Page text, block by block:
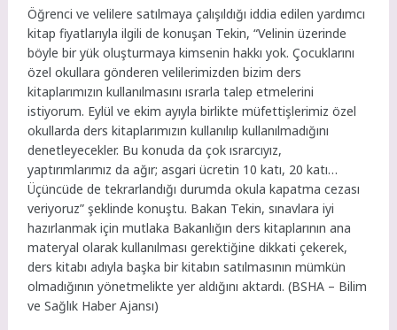
Öğrenci ve velilere satılmaya çalışıldığı iddia edilen yardımcı
kitap fiyatlarıyla ilgili de konuşan Tekin, “Velinin üzerinde
böyle bir yük oluşturmaya kimsenin hakkı yok. Çocuklarını
özel okullara gönderen velilerimizden bizim ders
kitaplarımızın kullanılmasını ısrarla talep etmelerini
istiyorum. Eylül ve ekim ayıyla birlikte müfettişlerimiz özel
okullarda ders kitaplarımızın kullanılıp kullanılmadığını
denetleyecekler. Bu konuda da çok ısrarcıyız,
yaptırımlarımız da ağır; asgari ücretin 10 katı, 20 katı…
Üçüncüde de tekrarlandığı durumda okula kapatma cezası
veriyoruz” şeklinde konuştu. Bakan Tekin, sınavlara iyi
hazırlanmak için mutlaka Bakanlığın ders kitaplarının ana
materyal olarak kullanılması gerektiğine dikkati çekerek,
ders kitabı adıyla başka bir kitabın satılmasının mümkün
olmadığının yönetmelikte yer aldığını aktardı. (BSHA – Bilim
ve Sağlık Haber Ajansı)